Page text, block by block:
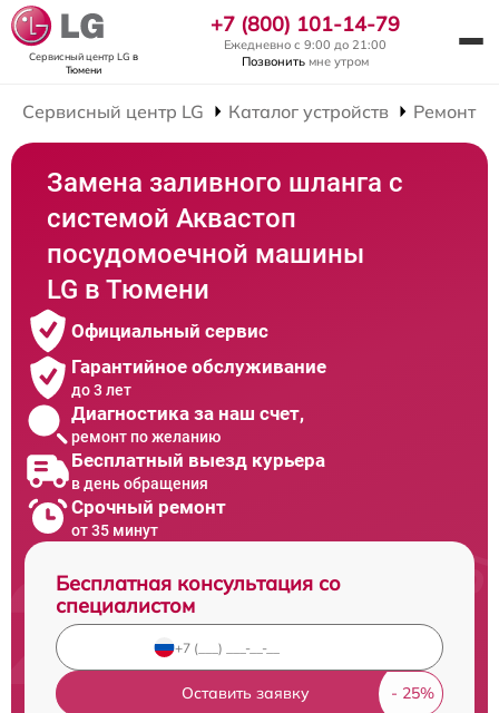
Сервисный центр LG в
Тюмени
+7 (800) 101-14-79
Ежедневно с 9:00 до 21:00
Позвонить мне утром
Сервисный центр LG Каталог устройств Ремонт
Замена заливного шланга с
системой Аквастоп
посудомоечной машины
LG в Тюмени
Официальный сервис
Гарантийное обслуживание
до 3 лет
Диагностика за наш счет,
ремонт по желанию
Бесплатный выезд курьера
в день обращения
Срочный ремонт
от 35 минут
Бесплатная консультация со
специалистом
Оставить заявку